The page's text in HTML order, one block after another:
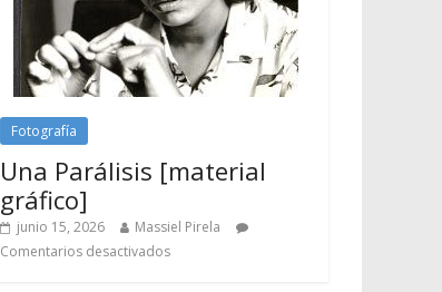
Fotografía
Una Parálisis [material
gráfico]
junio 15, 2026
Massiel Pirela
Comentarios desactivados